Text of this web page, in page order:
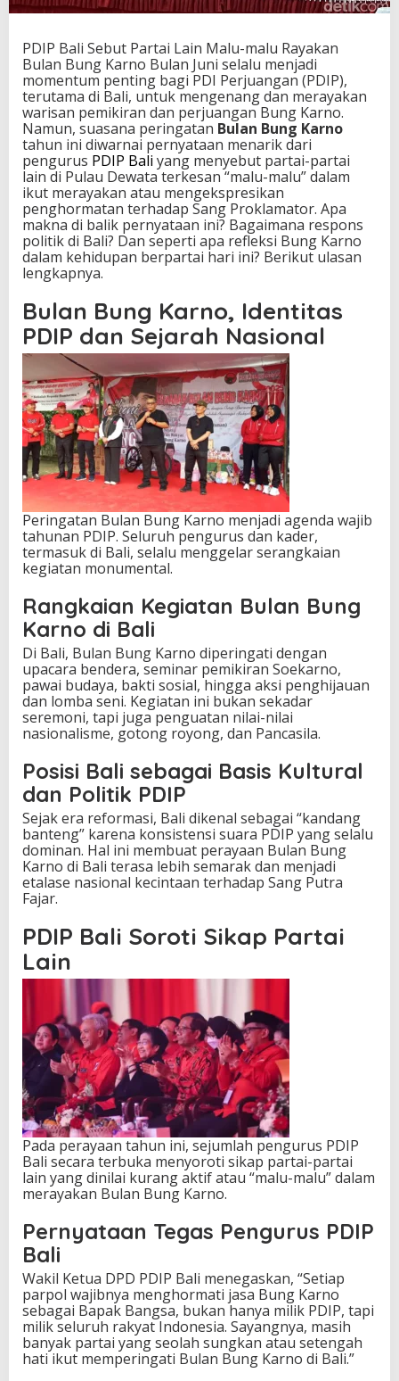
i
M
a
l
u
-
m
a
l
u
R
a
y
a
k
a
B
u
l
a
n
B
u
n
g
K
a
r
n
o
PDIP Bali Sebut Partai Lain Malu-malu Rayakan
Bulan Bung Karno Bulan Juni selalu menjadi
momentum penting bagi PDI Perjuangan (PDIP),
terutama di Bali, untuk mengenang dan merayakan
warisan pemikiran dan perjuangan Bung Karno.
Namun, suasana peringatan Bulan Bung Karno
tahun ini diwarnai pernyataan menarik dari
pengurus PDIP Bali yang menyebut partai-partai
lain di Pulau Dewata terkesan “malu-malu” dalam
ikut merayakan atau mengekspresikan
penghormatan terhadap Sang Proklamator. Apa
makna di balik pernyataan ini? Bagaimana respons
politik di Bali? Dan seperti apa refleksi Bung Karno
dalam kehidupan berpartai hari ini? Berikut ulasan
lengkapnya.
Bulan Bung Karno, Identitas
PDIP dan Sejarah Nasional
Peringatan Bulan Bung Karno menjadi agenda wajib
tahunan PDIP. Seluruh pengurus dan kader,
termasuk di Bali, selalu menggelar serangkaian
kegiatan monumental.
Rangkaian Kegiatan Bulan Bung
Karno di Bali
Di Bali, Bulan Bung Karno diperingati dengan
upacara bendera, seminar pemikiran Soekarno,
pawai budaya, bakti sosial, hingga aksi penghijauan
dan lomba seni. Kegiatan ini bukan sekadar
seremoni, tapi juga penguatan nilai-nilai
nasionalisme, gotong royong, dan Pancasila.
Posisi Bali sebagai Basis Kultural
dan Politik PDIP
Sejak era reformasi, Bali dikenal sebagai “kandang
banteng” karena konsistensi suara PDIP yang selalu
dominan. Hal ini membuat perayaan Bulan Bung
Karno di Bali terasa lebih semarak dan menjadi
etalase nasional kecintaan terhadap Sang Putra
Fajar.
PDIP Bali Soroti Sikap Partai
Lain
Pada perayaan tahun ini, sejumlah pengurus PDIP
Bali secara terbuka menyoroti sikap partai-partai
lain yang dinilai kurang aktif atau “malu-malu” dalam
merayakan Bulan Bung Karno.
Pernyataan Tegas Pengurus PDIP
Bali
Wakil Ketua DPD PDIP Bali menegaskan, “Setiap
parpol wajibnya menghormati jasa Bung Karno
sebagai Bapak Bangsa, bukan hanya milik PDIP, tapi
milik seluruh rakyat Indonesia. Sayangnya, masih
banyak partai yang seolah sungkan atau setengah
hati ikut memperingati Bulan Bung Karno di Bali.”